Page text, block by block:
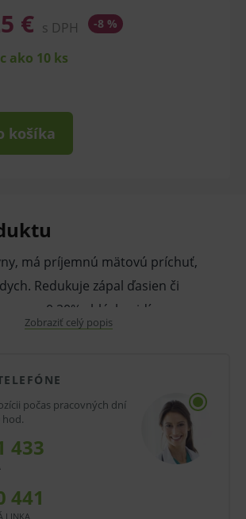
€ s DPH -8 %
ako 10 ks
košíka
má príjemnú mätovú príchuť,
Redukuje zápal ďasien či
0,20% chlórhexidín
je tvarované ako korunka stoličky
ml vystačí na 50 aplikácií.
efektivity čistenia medzizubných
priamo na medzizubnú kefku,
Zobraziť celý popis
počas pracovných dní
hod.
433
441
LINKA